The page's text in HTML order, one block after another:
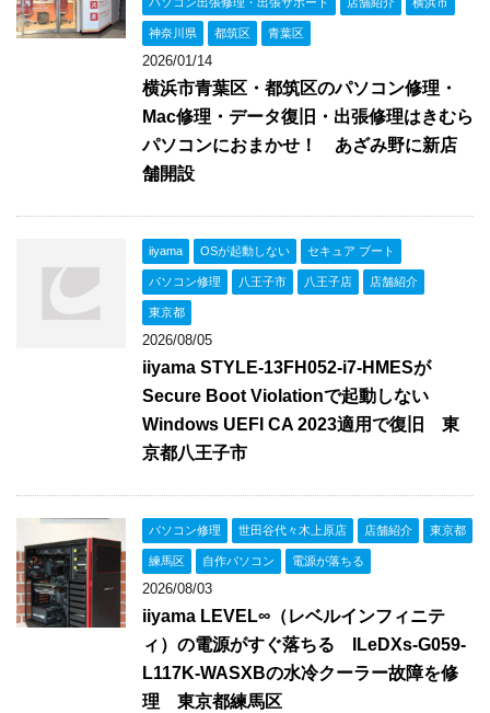
神奈川県 都筑区 青葉区
2026/01/14
横浜市青葉区・都筑区のパソコン修理・
Mac修理・データ復旧・出張修理はきむら
パソコンにおまかせ！ あざみ野に新店
舗開設
iiyama OSが起動しない セキュア ブート
パソコン修理 八王子市 八王子店 店舗紹介
東京都
2026/08/05
iiyama STYLE-13FH052-i7-HMESが
Secure Boot Violationで起動しない
Windows UEFI CA 2023適用で復旧 東
京都八王子市
パソコン修理 世田谷代々木上原店 店舗紹介 東京都
練馬区 自作パソコン 電源が落ちる
2026/08/03
iiyama LEVEL∞（レベルインフィニテ
ィ）の電源がすぐ落ちる ILeDXs-G059-
L117K-WASXBの水冷クーラー故障を修
理 東京都練馬区